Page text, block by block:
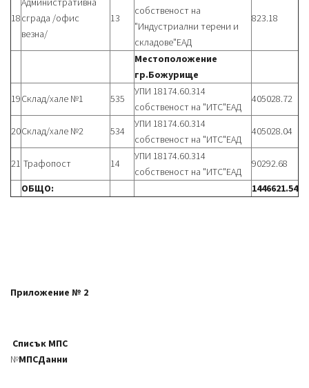
18сграда /офис
везна/
13
собственост на
"Индустриални терени и
складове"ЕАД
823.18
Местоположение
гр.Божурище
19Склад/хале №1 535
УПИ 18174.60.314
собственост на "ИТС"ЕАД
405028.72
20Склад/хале №2 534
УПИ 18174.60.314
собственост на "ИТС"ЕАД
405028.04
21 Трафопост 14
УПИ 18174.60.314
собственост на "ИТС"ЕАД
90292.68
ОБЩО:
1446621.54
Приложение № 2
Списък МПС
№МПСДанни